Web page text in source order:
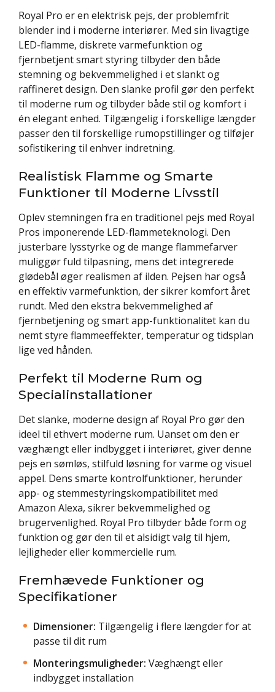
Royal Pro er en elektrisk pejs, der problemfrit
blender ind i moderne interiører. Med sin livagtige
LED-flamme, diskrete varmefunktion og
fjernbetjent smart styring tilbyder den både
stemning og bekvemmelighed i et slankt og
raffineret design. Den slanke profil gør den perfekt
til moderne rum og tilbyder både stil og komfort i
én elegant enhed. Tilgængelig i forskellige længder
passer den til forskellige rumopstillinger og tilføjer
sofistikering til enhver indretning.
Realistisk Flamme og Smarte
Funktioner til Moderne Livsstil
Oplev stemningen fra en traditionel pejs med Royal
Pros imponerende LED-flammeteknologi. Den
justerbare lysstyrke og de mange flammefarver
muliggør fuld tilpasning, mens det integrerede
glødebål øger realismen af ilden. Pejsen har også
en effektiv varmefunktion, der sikrer komfort året
rundt. Med den ekstra bekvemmelighed af
fjernbetjening og smart app-funktionalitet kan du
nemt styre flammeeffekter, temperatur og tidsplan
lige ved hånden.
Perfekt til Moderne Rum og
Specialinstallationer
Det slanke, moderne design af Royal Pro gør den
ideel til ethvert moderne rum. Uanset om den er
væghængt eller indbygget i interiøret, giver denne
pejs en sømløs, stilfuld løsning for varme og visuel
appel. Dens smarte kontrolfunktioner, herunder
app- og stemmestyringskompatibilitet med
Amazon Alexa, sikrer bekvemmelighed og
brugervenlighed. Royal Pro tilbyder både form og
funktion og gør den til et alsidigt valg til hjem,
lejligheder eller kommercielle rum.
Fremhævede Funktioner og
Specifikationer
Dimensioner: Tilgængelig i flere længder for at
passe til dit rum
Monteringsmuligheder: Væghængt eller
indbygget installation